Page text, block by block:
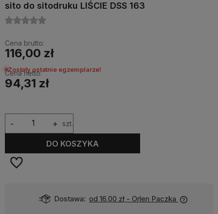
sito do sitodruku LIŚCIE DSS 163
Cena brutto:
116,00 zł
Zostały ostatnie egzemplarze!
Cena netto:
94,31 zł
+
- szt.
DO KOSZYKA
Dostawa: od 16,00 zł - Orlen Paczka